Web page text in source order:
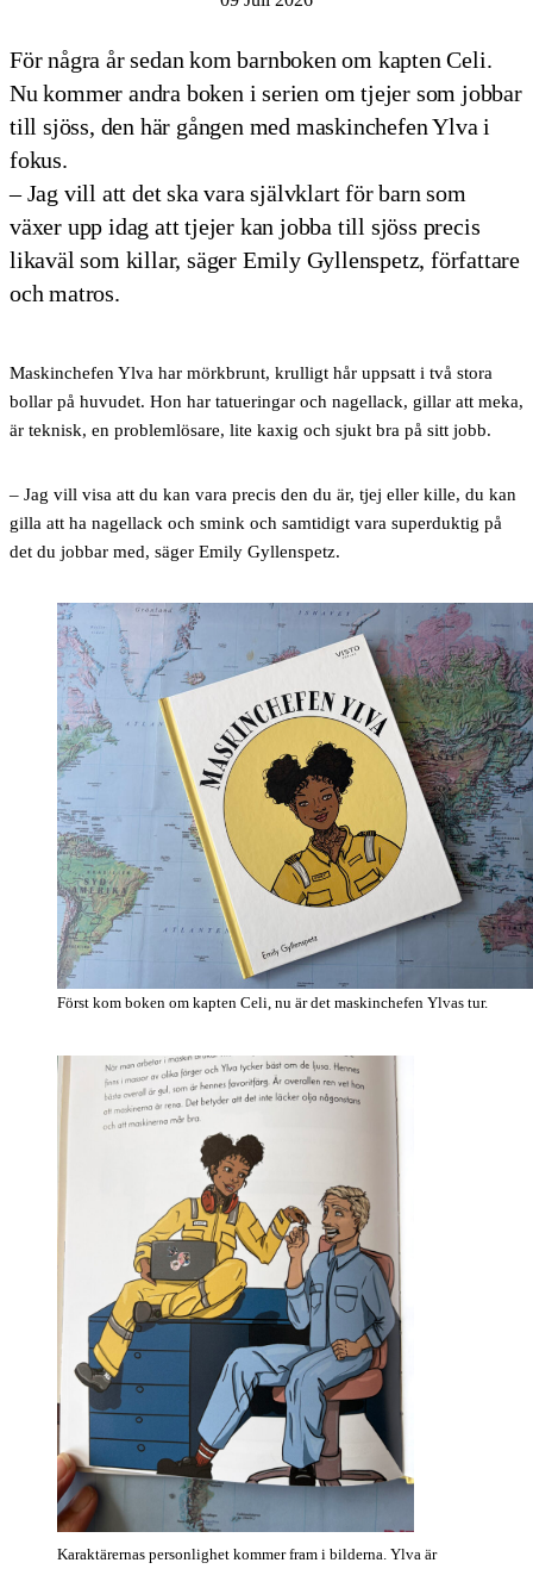
För några år sedan kom barnboken om kapten Celi.
Nu kommer andra boken i serien om tjejer som jobbar
till sjöss, den här gången med maskinchefen Ylva i
fokus.
– Jag vill att det ska vara självklart för barn som
växer upp idag att tjejer kan jobba till sjöss precis
likaväl som killar, säger Emily Gyllenspetz, författare
och matros.
Maskinchefen Ylva har mörkbrunt, krulligt hår uppsatt i två stora
bollar på huvudet. Hon har tatueringar och nagellack, gillar att meka,
är teknisk, en problemlösare, lite kaxig och sjukt bra på sitt jobb.
– Jag vill visa att du kan vara precis den du är, tjej eller kille, du kan
gilla att ha nagellack och smink och samtidigt vara superduktig på
det du jobbar med, säger Emily Gyllenspetz.
Först kom boken om kapten Celi, nu är det maskinchefen Ylvas tur.
Karaktärernas personlighet kommer fram i bilderna. Ylva är